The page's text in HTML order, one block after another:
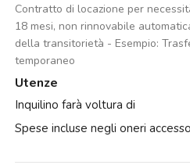
Contratto di locazione per
18 mesi, non rinnovabile
della transitorietà - Esempio:
temporaneo
Utenze
Inquilino farà voltura di
Spese incluse negli oneri